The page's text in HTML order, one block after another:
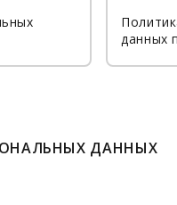
данных
ДАННЫХ